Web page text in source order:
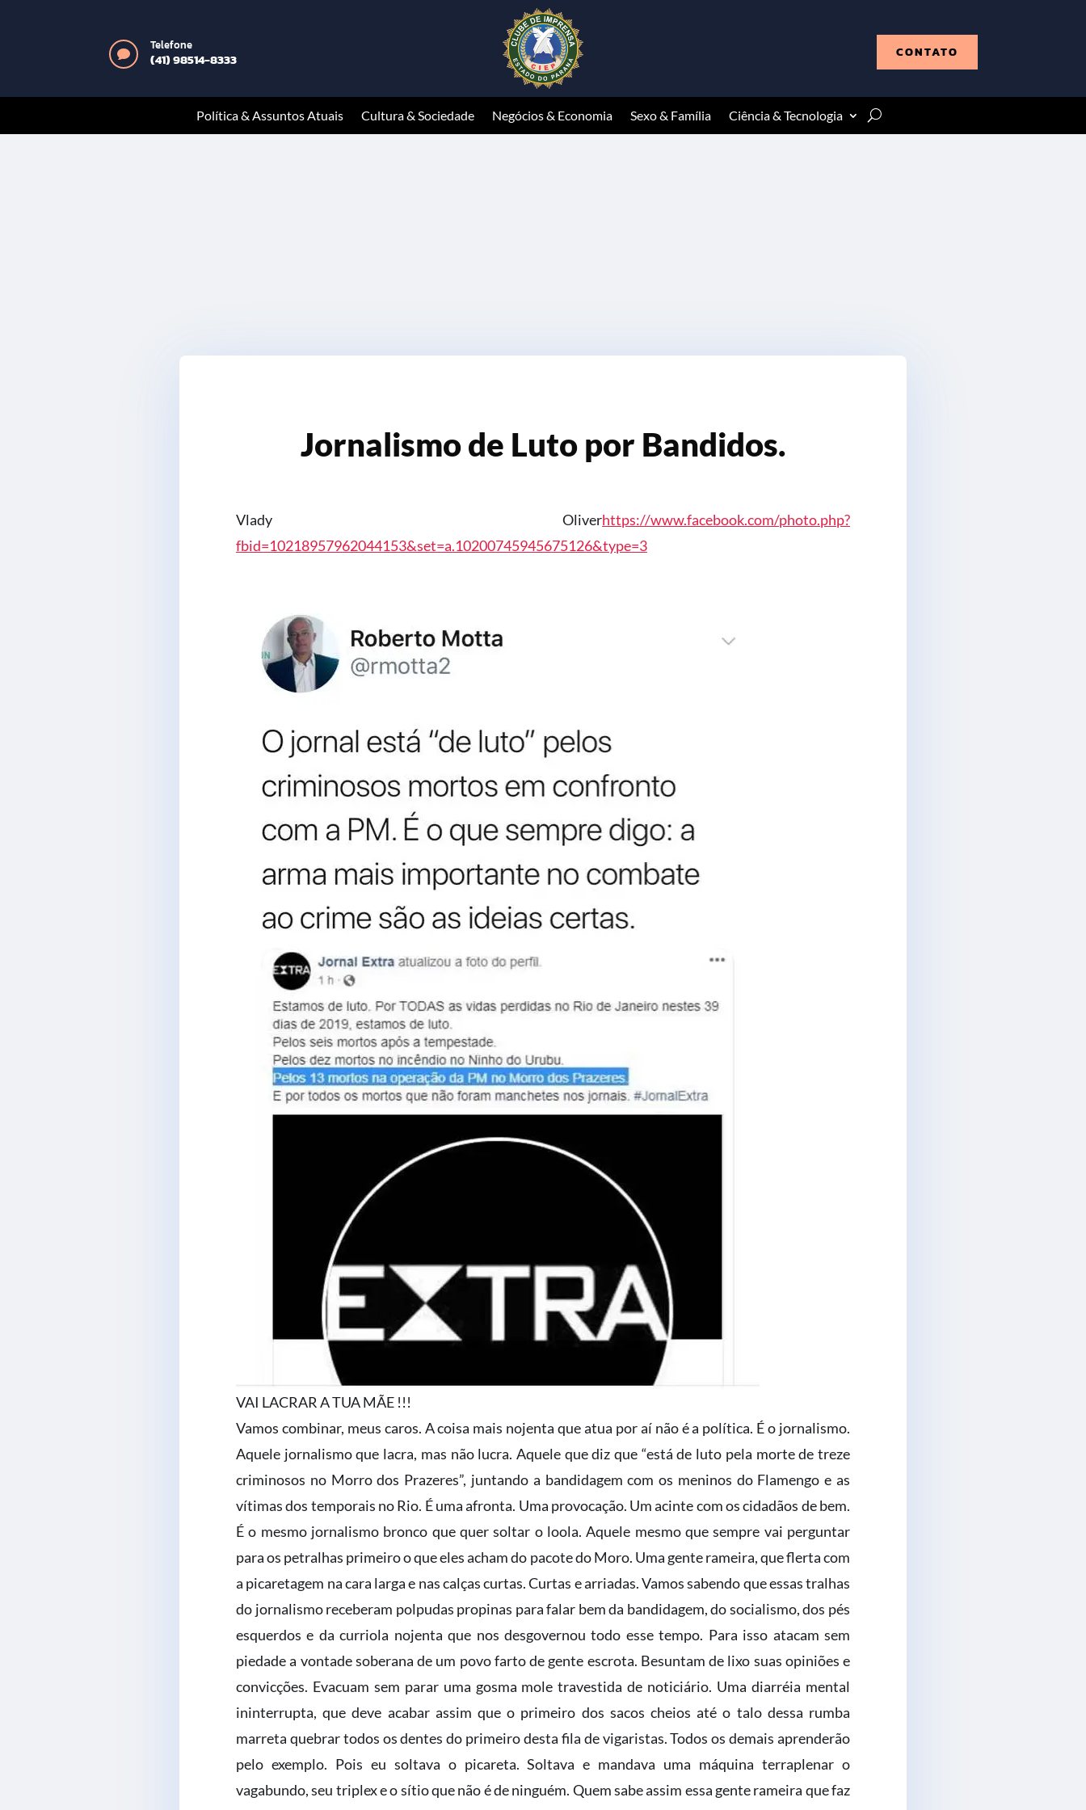

Telefone
(41) 98514-8333 CONTATO
Política & Assuntos Atuais Cultura & Sociedade Negócios & Economia Sexo & Família Ciência & Tecnologia
Jornalismo de Luto por Bandidos.
Vlady Oliverhttps://www.facebook.com/photo.php?
fbid=10218957962044153&set=a.10200745945675126&type=3
VAI LACRAR A TUA MÃE !!!
Vamos combinar, meus caros. A coisa mais nojenta que atua por aí não é a política. É o jornalismo.
Aquele jornalismo que lacra, mas não lucra. Aquele que diz que “está de luto pela morte de treze
criminosos no Morro dos Prazeres”, juntando a bandidagem com os meninos do Flamengo e as
vítimas dos temporais no Rio. É uma afronta. Uma provocação. Um acinte com os cidadãos de bem.
É o mesmo jornalismo bronco que quer soltar o loola. Aquele mesmo que sempre vai perguntar
para os petralhas primeiro o que eles acham do pacote do Moro. Uma gente rameira, que flerta com
a picaretagem na cara larga e nas calças curtas. Curtas e arriadas. Vamos sabendo que essas tralhas
do jornalismo receberam polpudas propinas para falar bem da bandidagem, do socialismo, dos pés
esquerdos e da curriola nojenta que nos desgovernou todo esse tempo. Para isso atacam sem
piedade a vontade soberana de um povo farto de gente escrota. Besuntam de lixo suas opiniões e
convicções. Evacuam sem parar uma gosma mole travestida de noticiário. Uma diarréia mental
ininterrupta, que deve acabar assim que o primeiro dos sacos cheios até o talo dessa rumba
marreta quebrar todos os dentes do primeiro desta fila de vigaristas. Todos os demais aprenderão
pelo exemplo. Pois eu soltava o picareta. Soltava e mandava uma máquina terraplenar o
vagabundo, seu triplex e o sítio que não é de ninguém. Quem sabe assim essa gente rameira que faz